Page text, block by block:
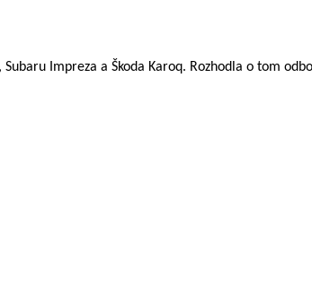
Impreza a Škoda Karoq. Rozhodla o tom